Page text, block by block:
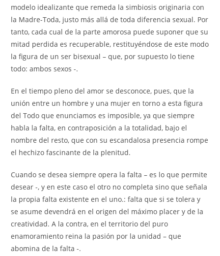
modelo idealizante que remeda la simbiosis originaria con
la Madre-Toda, justo más allá de toda diferencia sexual. Por
tanto, cada cual de la parte amorosa puede suponer que su
mitad perdida es recuperable, restituyéndose de este modo
la figura de un ser bisexual – que, por supuesto lo tiene
todo: ambos sexos -.
En el tiempo pleno del amor se desconoce, pues, que la
unión entre un hombre y una mujer en torno a esta figura
del Todo que enunciamos es imposible, ya que siempre
habla la falta, en contraposición a la totalidad, bajo el
nombre del resto, que con su escandalosa presencia rompe
el hechizo fascinante de la plenitud.
Cuando se desea siempre opera la falta – es lo que permite
desear -, y en este caso el otro no completa sino que señala
la propia falta existente en el uno.: falta que si se tolera y
se asume devendrá en el origen del máximo placer y de la
creatividad. A la contra, en el territorio del puro
enamoramiento reina la pasión por la unidad – que
abomina de la falta -.